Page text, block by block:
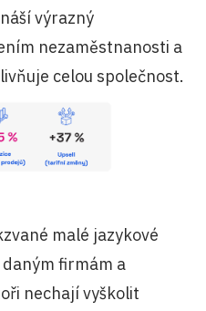
výrazný
nezaměstnanosti a
celou společnost.
malé jazykové
firmám a
nechají vyškolit